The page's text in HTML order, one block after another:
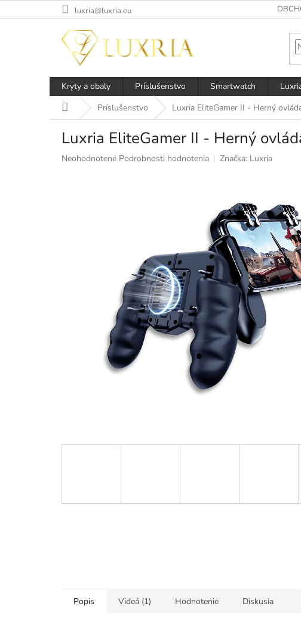
na
luxria@luxria.eu
Kryty a obaly Príslušenstvo Smartwatch
DomovPríslušenstvo Luxria EliteGamer II - Herný
Luxria EliteGamer II - Herný
Priemerné
Neohodnotené Podrobnosti hodnotenia Značka: Luxria
Popis Videá (1) Hodnotenie Diskusia